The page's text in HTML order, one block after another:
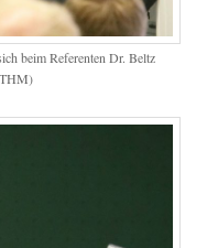
beim Referenten Dr. Beltz